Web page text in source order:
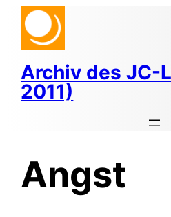
Zum
Inhalt
springen
Archiv des JC-
2011)
Angst